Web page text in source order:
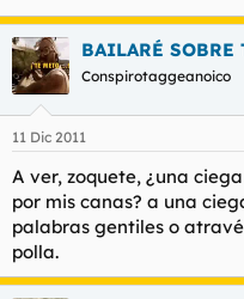
BAILARÉ SOBRE
Conspirotaggeanoico
11 Dic 2011
A ver, zoquete, ¿una
por mis canas? a una
palabras gentiles o
polla.